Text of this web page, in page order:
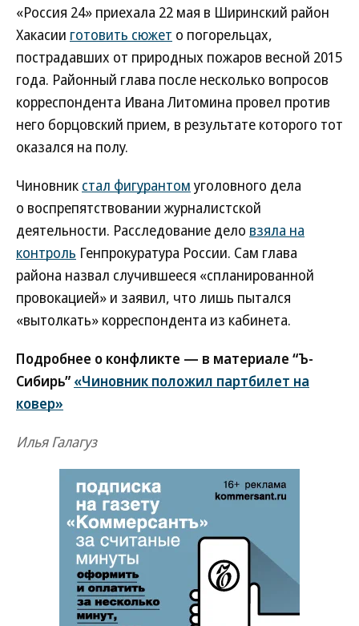
«Россия 24» приехала 22 мая в Ширинский район
Хакасии готовить сюжет о погорельцах,
пострадавших от природных пожаров весной 2015
года. Районный глава после несколько вопросов
корреспондента Ивана Литомина провел против
него борцовский прием, в результате которого тот
оказался на полу.
Чиновник стал фигурантом уголовного дела
о воспрепятствовании журналистской
деятельности. Расследование дело взяла на
контроль Генпрокуратура России. Сам глава
района назвал случившееся «спланированной
провокацией» и заявил, что лишь пытался
«вытолкать» корреспондента из кабинета.
Подробнее о конфликте — в материале “Ъ-
Сибирь” «Чиновник положил партбилет на
ковер»
Илья Галагуз